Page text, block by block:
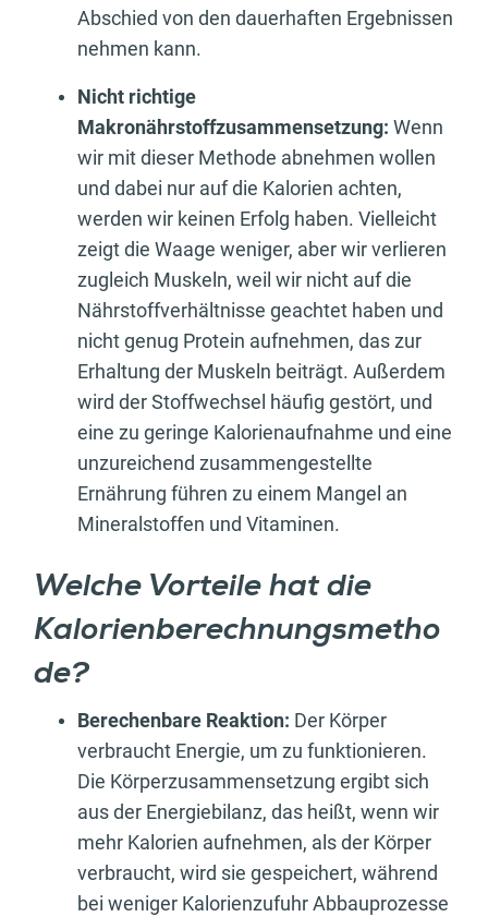
Abschied von den dauerhaften Ergebnissen
nehmen kann.
Nicht richtige
Makronährstoffzusammensetzung: Wenn
wir mit dieser Methode abnehmen wollen
und dabei nur auf die Kalorien achten,
werden wir keinen Erfolg haben. Vielleicht
zeigt die Waage weniger, aber wir verlieren
zugleich Muskeln, weil wir nicht auf die
Nährstoffverhältnisse geachtet haben und
nicht genug Protein aufnehmen, das zur
Erhaltung der Muskeln beiträgt. Außerdem
wird der Stoffwechsel häufig gestört, und
eine zu geringe Kalorienaufnahme und eine
unzureichend zusammengestellte
Ernährung führen zu einem Mangel an
Mineralstoffen und Vitaminen.
Welche Vorteile hat die
Kalorienberechnungsmetho
de?
Berechenbare Reaktion: Der Körper
verbraucht Energie, um zu funktionieren.
Die Körperzusammensetzung ergibt sich
aus der Energiebilanz, das heißt, wenn wir
mehr Kalorien aufnehmen, als der Körper
verbraucht, wird sie gespeichert, während
bei weniger Kalorienzufuhr Abbauprozesse